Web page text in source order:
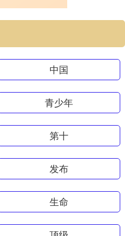
中国
青少年
第十
发布
生命